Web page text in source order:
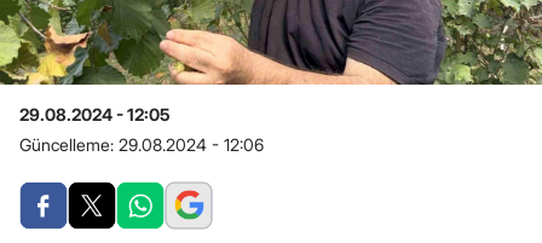
29.08.2024 - 12:05
Güncelleme: 29.08.2024 - 12:06